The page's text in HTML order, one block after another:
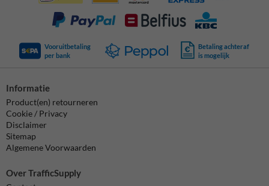
Vooruitbetaling
per bank
Betaling achteraf
is mogelijk
Informatie
Product(en) retourneren
Cookie / Privacy
Disclaimer
Sitemap
Algemene Voorwaarden
Over TrafficSupply